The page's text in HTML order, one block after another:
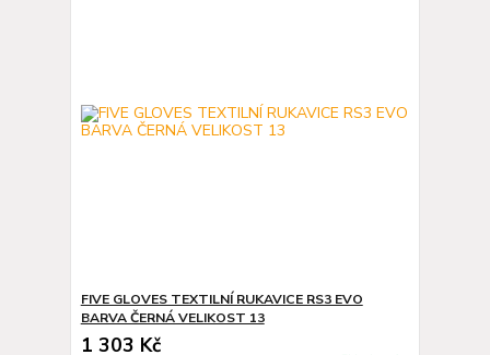
FIVE GLOVES TEXTILNÍ RUKAVICE RS3 EVO
BARVA ČERNÁ VELIKOST 13
1 303 Kč